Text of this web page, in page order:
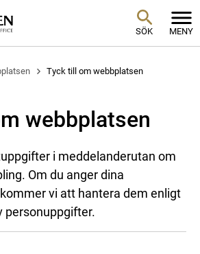
SÖK MENY
Tyck till om webbplatsen
webbplatsen
i meddelanderutan om
Om du anger dina
vi att hantera dem enligt
personuppgifter.